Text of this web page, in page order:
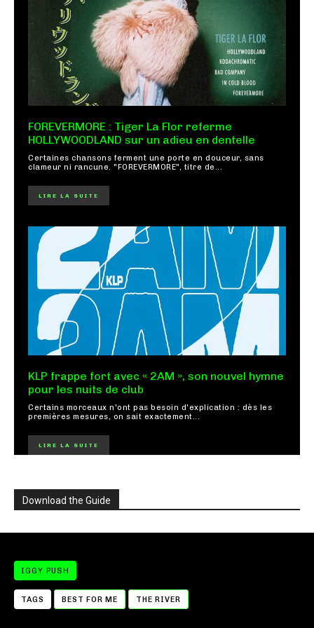
FOREVERMORE : Tiger La Flor referme
HOLLYWOODLAND sur un adieu en dentelle
Certaines chansons ferment une porte en douceur, sans
clameur ni rancune. "FOREVERMORE", titre de...
LIRE LA SUITE
KLP frappe fort avec « 2AM », son nouvel hymne
pour les nuits de club
Certains morceaux n'ont pas besoin d'explication : dès les
premières mesures, on sait exactement...
LIRE LA SUITE
Download the Guide
IGGY PUSH
TAGS BEST FOR ME THE RIVER